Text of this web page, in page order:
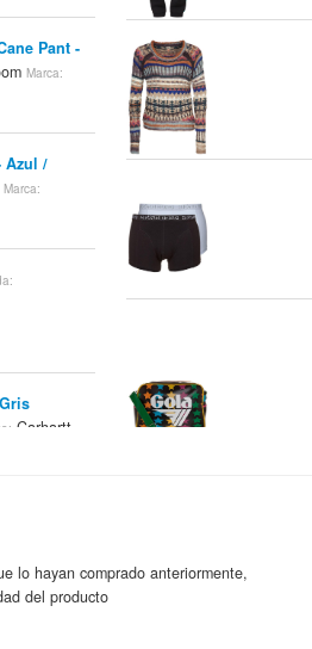
Pant -
Marca:
Azul /
Marca:
Carhartt
Navy
lo hayan comprado anteriormente,
del producto